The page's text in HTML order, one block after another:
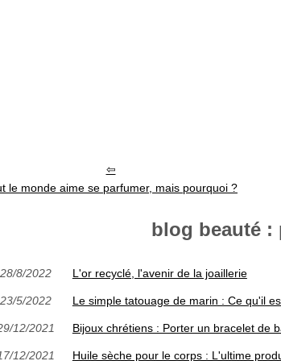
le monde aime se parfumer, mais pourquoi ?
blog beauté :
28/8/2022 L'or recyclé, l'avenir de la joaillerie
23/5/2022 Le simple tatouage de marin : Ce qu'il
12/2021 Bijoux chrétiens : Porter un bracelet de
12/2021 Huile sèche pour le corps : L'ultime